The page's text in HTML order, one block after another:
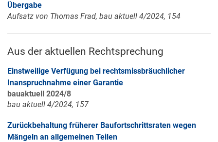
Übergabe
Aufsatz von Thomas Frad, bau aktuell 4/2024, 154
Aus der aktuellen Rechtsprechung
Einstweilige Verfügung bei rechtsmissbräuchlicher
Inanspruchnahme einer Garantie
bauaktuell 2024/8
bau aktuell 4/2024, 157
Zurückbehaltung früherer Baufortschrittsraten wegen
Mängeln an allgemeinen Teilen